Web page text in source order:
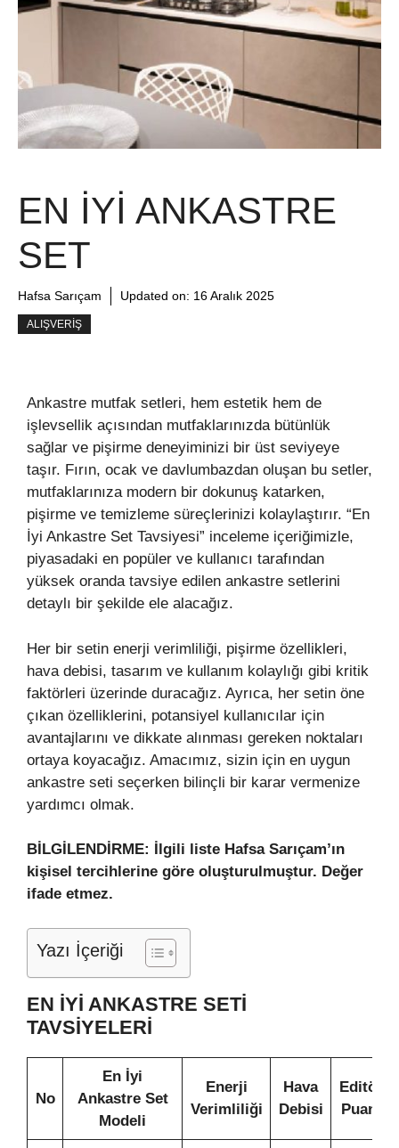
EN İYI ANKASTRE
SET
Hafsa Sarıçam Updated on: 16 Aralık 2025
ALIŞVERIŞ
Ankastre mutfak setleri, hem estetik hem de
işlevsellik açısından mutfaklarınızda bütünlük
sağlar ve pişirme deneyiminizi bir üst seviyeye
taşır. Fırın, ocak ve davlumbazdan oluşan bu setler,
mutfaklarınıza modern bir dokunuş katarken,
pişirme ve temizleme süreçlerinizi kolaylaştırır. “En
İyi Ankastre Set Tavsiyesi” inceleme içeriğimizle,
piyasadaki en popüler ve kullanıcı tarafından
yüksek oranda tavsiye edilen ankastre setlerini
detaylı bir şekilde ele alacağız.
Her bir setin enerji verimliliği, pişirme özellikleri,
hava debisi, tasarım ve kullanım kolaylığı gibi kritik
faktörleri üzerinde duracağız. Ayrıca, her setin öne
çıkan özelliklerini, potansiyel kullanıcılar için
avantajlarını ve dikkate alınması gereken noktaları
ortaya koyacağız. Amacımız, sizin için en uygun
ankastre seti seçerken bilinçli bir karar vermenize
yardımcı olmak.
BİLGİLENDİRME: İlgili liste Hafsa Sarıçam’ın
kişisel tercihlerine göre oluşturulmuştur. Değer
ifade etmez.
Yazı İçeriği
EN İYİ ANKASTRE SETİ
TAVSİYELERİ
No
En İyi
Ankastre Set
Modeli
Enerji
Verimliliği
Hava
Debisi
Editör
Puanı